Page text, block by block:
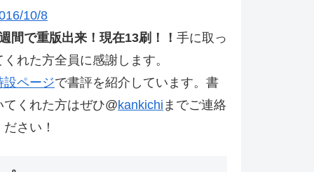
10/8
間で重版出来！現在13刷！！ 手に取っ
くれた方全員に感謝します。
設ページで書評を紹介しています。書
てくれた方はぜひ@kankichi までご連絡
ださい！